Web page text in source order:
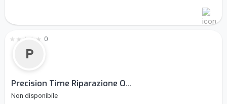
P
★ ★ ★ ★ ★ 0
Precision Time Riparazione O...
Non disponibile